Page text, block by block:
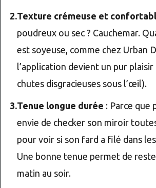
Texture crémeuse et
poudreux ou sec ? Cauchemar.
est soyeuse, comme chez Urban
l’application devient un pur
chutes disgracieuses sous l’œil).
Tenue longue durée : Parce que
envie de checker son miroir
pour voir si son fard a filé dans
Une bonne tenue permet de
matin au soir.